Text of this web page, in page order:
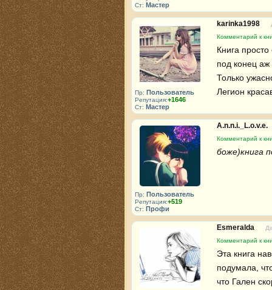
Ст: Мастер
Пр: Пользователь
Репутация:+1646
Ст: Мастер
karinka1998
Комментарий к
Книга
под конец
Только
Легион
Пр: Пользователь
Репутация:+519
Ст: Профи
A.n.n.i._L.o.v.e.
Комментарий к
боже)книга
Esmeralda
Комментарий к
Эта книга
подумала,
что Гален